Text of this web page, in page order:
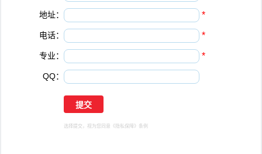
地址： *
电话： *
专业： *
QQ：
选择提交，视为您同意 《隐私保障》 条例